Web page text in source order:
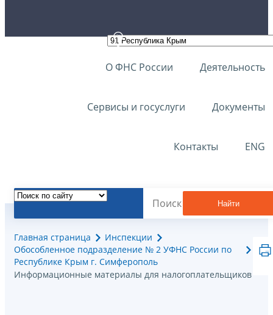
О ФНС России Деятельность
Сервисы и госуслуги Документы
Контакты ENG
Найти
Главная страница
Инспекции
Обособленное подразделение № 2 УФНС России по
Республике Крым г. Симферополь
Информационные материалы для налогоплательщиков